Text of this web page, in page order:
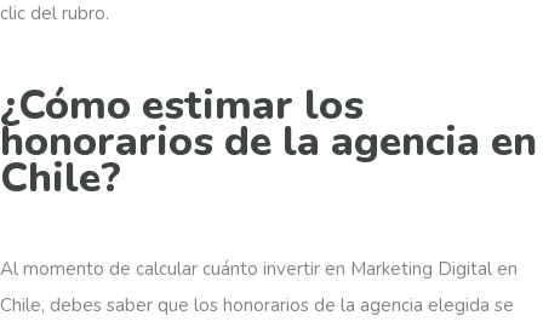
clic del rubro.
¿Cómo estimar los
honorarios de la agencia en
Chile?
Al momento de calcular cuánto invertir en Marketing Digital en
Chile, debes saber que los honorarios de la agencia elegida se